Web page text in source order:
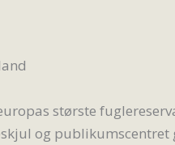
største
og publikumscentret